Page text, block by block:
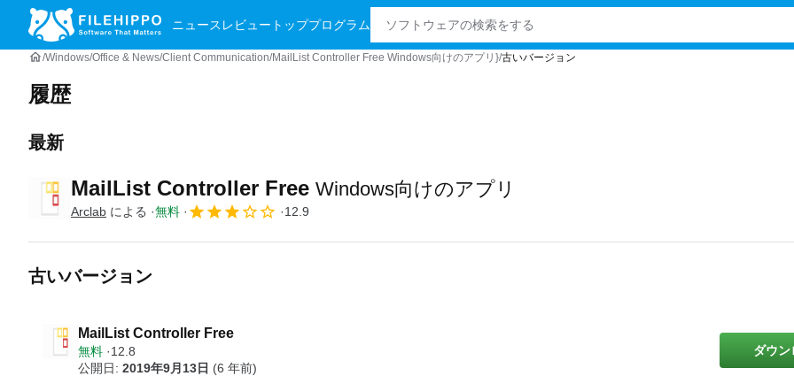
ニュース レビュー トッププログラム
Windows Office & News Client Communication MailList Controller Free Windows向けのアプリ} 古いバージョン
履歴
最新
MailList Controller Free Windows向けのアプリ
Arclab による 無料 12.9
古いバージョン
MailList Controller Free
無料
12.8
公開日: 2019年9月13日 (6 年前)
ダウン